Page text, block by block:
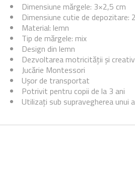
Dimensiune mărgele: 3×2,5 cm
Dimensiune cutie de depozitare:
Material: lemn
Tip de mărgele: mix
Design din lemn
Dezvoltarea motricității și
Jucărie Montessori
Ușor de transportat
Potrivit pentru copii de la 3 ani
Utilizați sub supravegherea unui